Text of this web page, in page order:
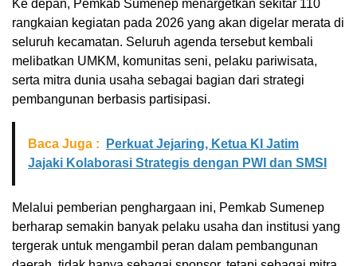
Ke depan, Pemkab Sumenep menargetkan sekitar 110
rangkaian kegiatan pada 2026 yang akan digelar merata di
seluruh kecamatan. Seluruh agenda tersebut kembali
melibatkan UMKM, komunitas seni, pelaku pariwisata,
serta mitra dunia usaha sebagai bagian dari strategi
pembangunan berbasis partisipasi.
Baca Juga :
Perkuat Jejaring, Ketua KI Jatim
Jajaki Kolaborasi Strategis dengan PWI dan SMSI
Melalui pemberian penghargaan ini, Pemkab Sumenep
berharap semakin banyak pelaku usaha dan institusi yang
tergerak untuk mengambil peran dalam pembangunan